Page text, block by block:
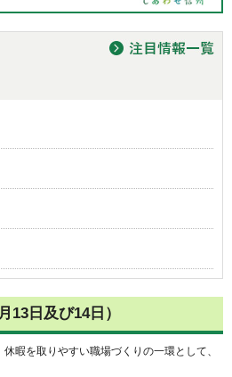
13日及び14日）
暇を取りやすい職場づくりの一環として、